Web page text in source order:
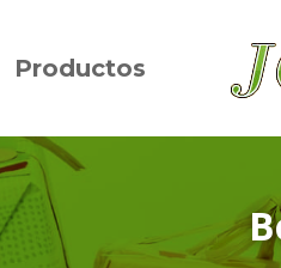
Productos